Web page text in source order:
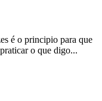
é o principio para que
o que digo...